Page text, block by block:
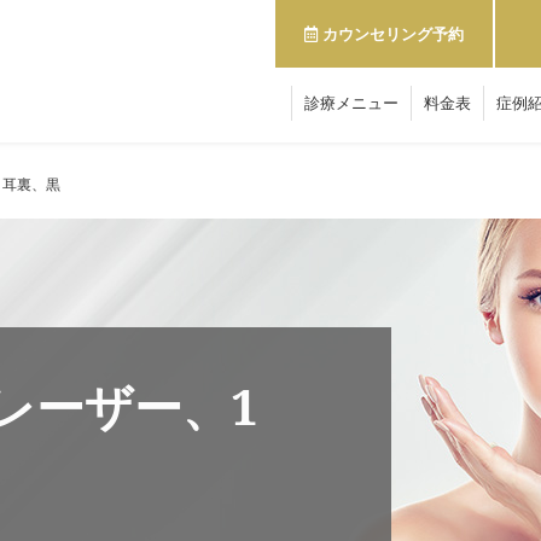
カウンセリング予約
診療メニュー 料金表 症例
裏、黒
ーザー、1